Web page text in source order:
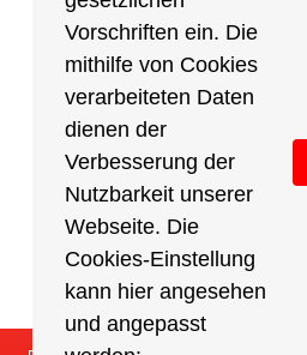
Vorschriften ein. Die
mithilfe von Cookies
verarbeiteten Daten
dienen der
Verbesserung der
Nutzbarkeit unserer
Webseite. Die
Cookies-Einstellung
kann hier angesehen
und angepasst